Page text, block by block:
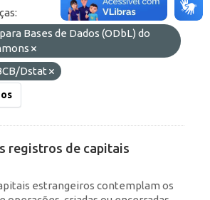
Bases de Dados (ODbL) do
Dstat
registros de capitais
estrangeiros contemplam os